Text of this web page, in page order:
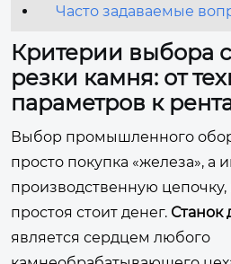
Часто задаваемые
Критерии выбора
резки камня: от
параметров к
Выбор промышленного
просто покупка «железа», а
производственную цепочку,
простоя стоит денег. Станок
является сердцем любого